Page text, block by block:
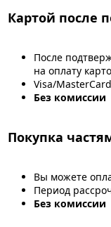
Картой после
После
на оплату
Visa/
Без комиссии
Покупка
Вы можете
Период
Без комиссии